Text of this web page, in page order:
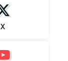
X